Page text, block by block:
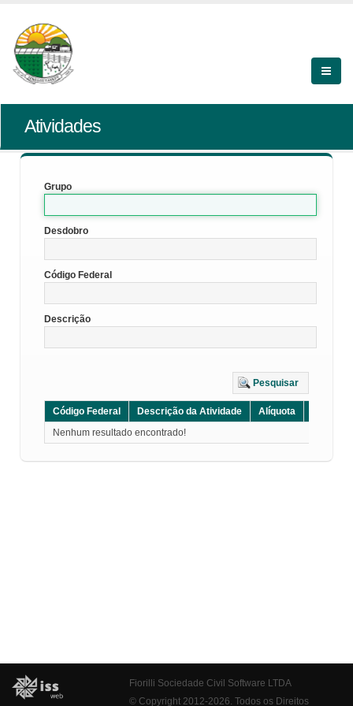
Atividades
Grupo
Desdobro
Código Federal
Descrição
Pesquisar
Código Federal Descrição da Atividade Alíquota
Nenhum resultado encontrado!
Fiorilli Sociedade Civil Software LTDA
© Copyright 2012-2026. Todos os Direitos